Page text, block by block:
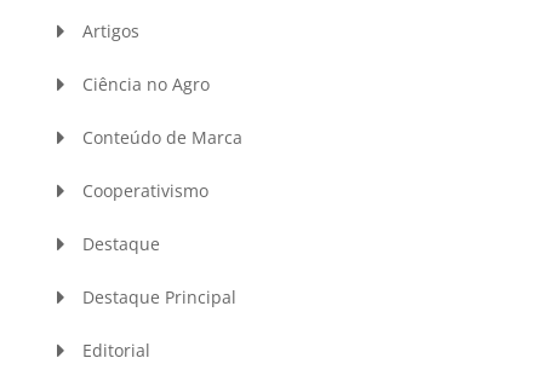
Artigos
Ciência no Agro
Conteúdo de Marca
Cooperativismo
Destaque
Destaque Principal
Editorial